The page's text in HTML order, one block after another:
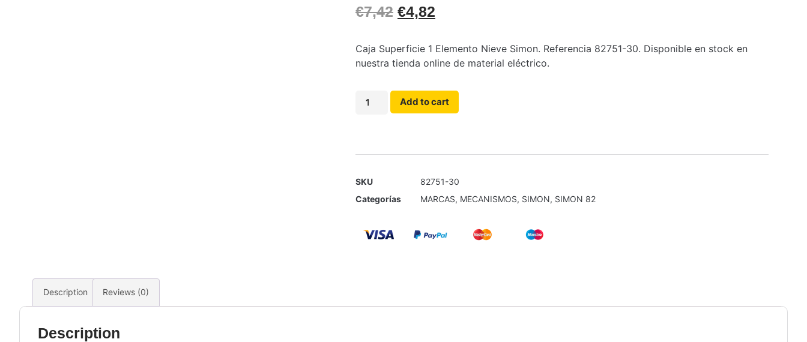
€7,42 €4,82
Caja Superficie 1 Elemento Nieve Simon. Referencia 82751-30. Disponible en stock en
nuestra tienda online de material eléctrico.
Add to cart
SKU
82751-30
Categorías
MARCAS, MECANISMOS, SIMON, SIMON 82
Description Reviews (0)
Description